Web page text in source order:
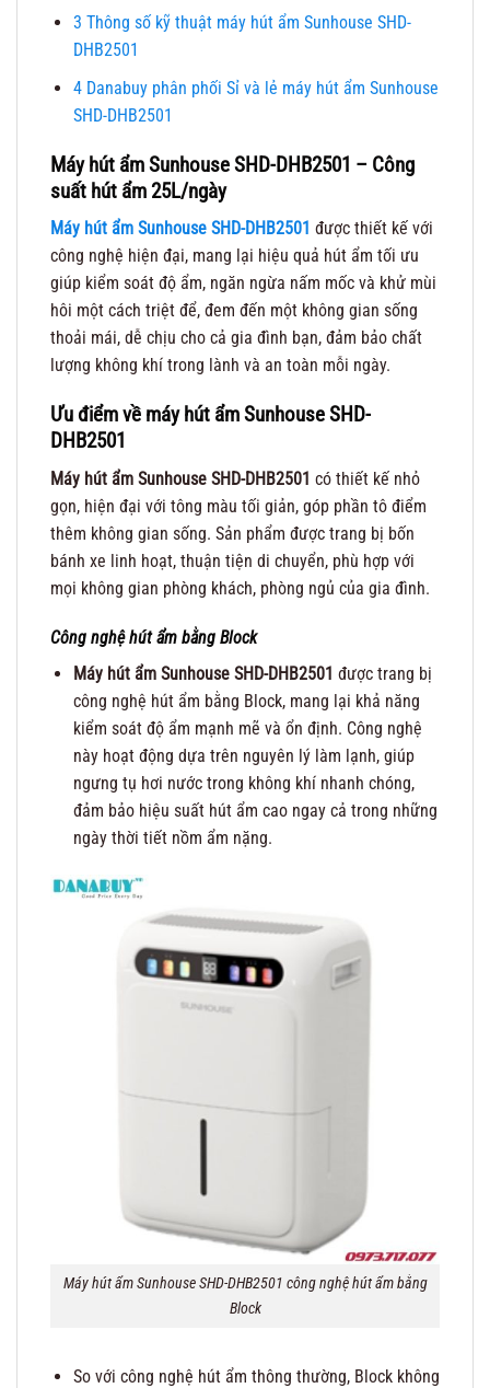
3 Thông số kỹ thuật máy hút ẩm Sunhouse SHD-
DHB2501
4Danabuy phân phối Sỉ và lẻ máy hút ẩm Sunhouse
SHD-DHB2501
Máy hút ẩm Sunhouse SHD-DHB2501 – Công
suất hút ẩm 25L/ngày
Máy hút ẩm Sunhouse SHD-DHB2501 được thiết kế với
công nghệ hiện đại, mang lại hiệu quả hút ẩm tối ưu
giúp kiểm soát độ ẩm, ngăn ngừa nấm mốc và khử mùi
hôi một cách triệt để, đem đến một không gian sống
thoải mái, dễ chịu cho cả gia đình bạn, đảm bảo chất
lượng không khí trong lành và an toàn mỗi ngày.
Ưu điểm về máy hút ẩm Sunhouse SHD-
DHB2501
Máy hút ẩm Sunhouse SHD-DHB2501 có thiết kế nhỏ
gọn, hiện đại với tông màu tối giản, góp phần tô điểm
thêm không gian sống. Sản phẩm được trang bị bốn
bánh xe linh hoạt, thuận tiện di chuyển, phù hợp với
mọi không gian phòng khách, phòng ngủ của gia đình.
Công nghệ hút ẩm bằng Block
Máy hút ẩm Sunhouse SHD-DHB2501 được trang bị
công nghệ hút ẩm bằng Block, mang lại khả năng
kiểm soát độ ẩm mạnh mẽ và ổn định. Công nghệ
này hoạt động dựa trên nguyên lý làm lạnh, giúp
ngưng tụ hơi nước trong không khí nhanh chóng,
đảm bảo hiệu suất hút ẩm cao ngay cả trong những
ngày thời tiết nồm ẩm nặng.
Máy hút ẩm Sunhouse SHD-DHB2501 công nghệ hút ẩm bằng
Block
So với công nghệ hút ẩm thông thường, Block không